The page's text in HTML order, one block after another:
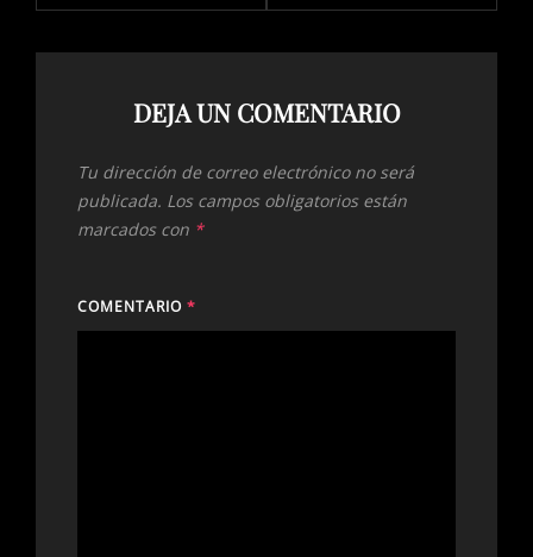
DEJA UN COMENTARIO
Tu dirección de correo electrónico no será
publicada. Los campos obligatorios están
marcados con *
COMENTARIO *